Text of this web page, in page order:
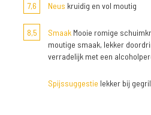
7,6 Neus kruidig en vol moutig
8,5 Smaak Mooie romige
moutige smaak, lekker
verradelijk met een
Spijssuggestie lekker bij